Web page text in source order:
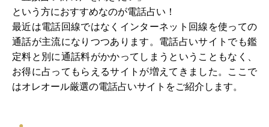
という方におすすめなのが電話占い！
最近は電話回線ではなくインターネット回線を使っての
通話が主流になりつつあります。電話占いサイトでも鑑
定料と別に通話料がかかってしまうということもなく、
お得に占ってもらえるサイトが増えてきました。ここで
はオレオール厳選の電話占いサイトをご紹介します。